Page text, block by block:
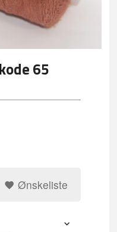
65
Ønskeliste